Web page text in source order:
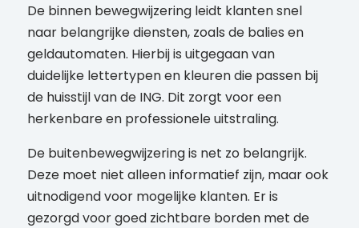
De binnen bewegwijzering leidt klanten snel
naar belangrijke diensten, zoals de balies en
geldautomaten. Hierbij is uitgegaan van
duidelijke lettertypen en kleuren die passen bij
de huisstijl van de ING. Dit zorgt voor een
herkenbare en professionele uitstraling.
De buitenbewegwijzering is net zo belangrijk.
Deze moet niet alleen informatief zijn, maar ook
uitnodigend voor mogelijke klanten. Er is
gezorgd voor goed zichtbare borden met de